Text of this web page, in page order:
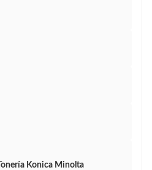
Tonería Konica Minolta